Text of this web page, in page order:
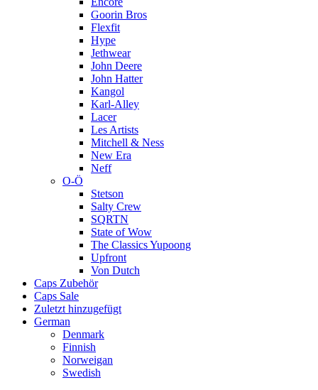
Goorin Bros
Flexfit
Hype
Jethwear
John Deere
John Hatter
Kangol
Karl-Alley
Lacer
Les Artists
Mitchell & Ness
New Era
Neff
O-Ö
Stetson
Salty Crew
SQRTN
State of Wow
The Classics Yupoong
Upfront
Von Dutch
Caps Zubehör
Caps Sale
Zuletzt hinzugefügt
German
Denmark
Finnish
Norweigan
Swedish